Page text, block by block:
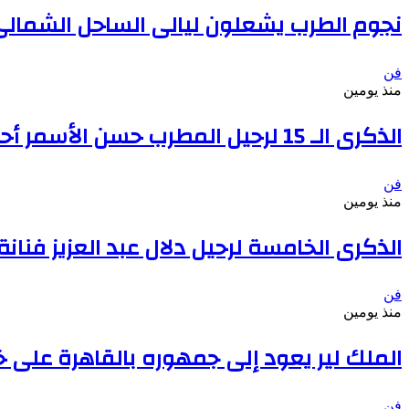
نجوم الطرب يشعلون ليالى الساحل الشمالى صيف 2026
فن
منذ يومين
الذكرى الـ 15 لرحيل المطرب حسن الأسمر أحد أبرز نجوم الأغنية الشعبية فى مصر والوطن العربى
فن
منذ يومين
الذكرى الخامسة لرحيل دلال عبد العزيز
فن
منذ يومين
الملك لير يعود إلى جمهوره بالقاهرة